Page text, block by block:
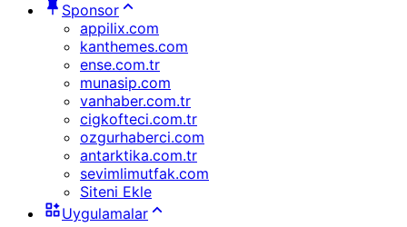
Sponsor
appilix.com
kanthemes.com
ense.com.tr
munasip.com
vanhaber.com.tr
cigkofteci.com.tr
ozgurhaberci.com
antarktika.com.tr
sevimlimutfak.com
Siteni Ekle
Uygulamalar